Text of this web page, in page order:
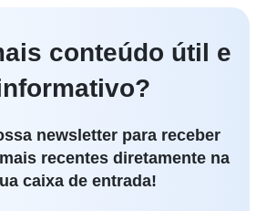
conteúdo útil e
newsletter para receber
recentes diretamente na
caixa de entrada!